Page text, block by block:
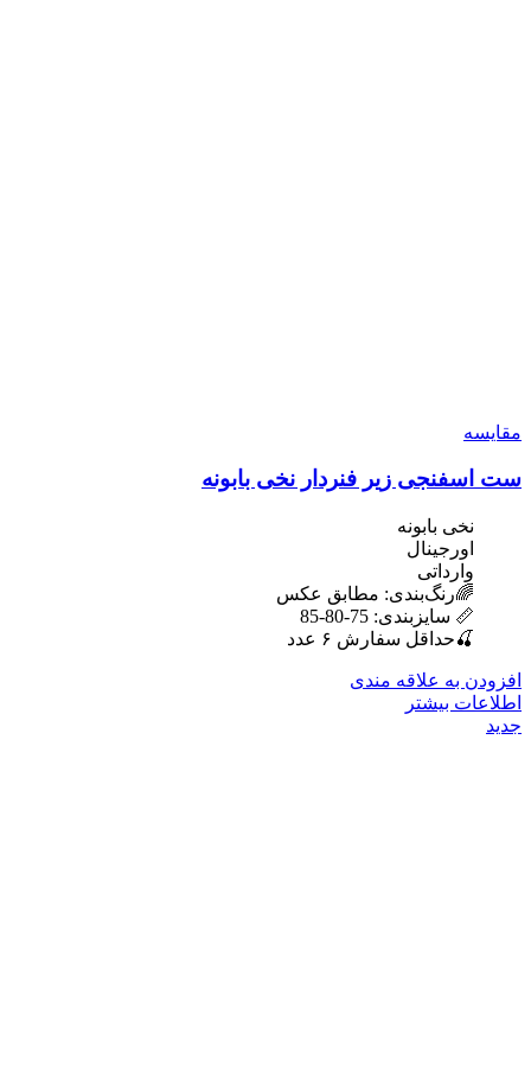
مقایسه
ست اسفنجی زیر فنردار نخی بابونه
نخی بابونه
اورجینال
وارداتی
🌈رنگ‌بندی: مطابق عکس
📏 سایزبندی: 75-80-85
🍒حداقل سفارش ۶ عدد
افزودن به علاقه مندی
اطلاعات بیشتر
جدید